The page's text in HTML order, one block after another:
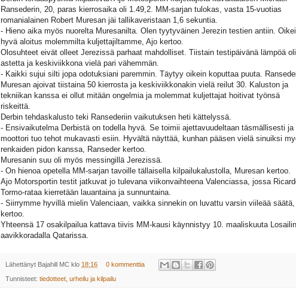
Ransederin, 20, paras kierrosaika oli 1.49,2. MM-sarjan tulokas, vasta 15-vuotias
romanialainen Robert Muresan jäi tallikaveristaan 1,6 sekuntia.
- Hieno aika myös nuorelta Muresanilta. Olen tyytyväinen Jerezin testien antiin.
hyvä aloitus molemmilta kuljettajiltamme, Ajo kertoo.
Olosuhteet eivät olleet Jerezissä parhaat mahdolliset. Tiistain testipäivänä lämpöä
astetta ja keskiviikkona vielä pari vähemmän.
- Kaikki sujui silti jopa odotuksiani paremmin. Täytyy oikein koputtaa puuta.
Muresan ajoivat tiistaina 50 kierrosta ja keskiviikkonakin vielä reilut 30. Kaluston ja
tekniikan kanssa ei ollut mitään ongelmia ja molemmat kuljettajat hoitivat työnsä
riskeittä.
Derbin tehdaskalusto teki Ransederiin vaikutuksen heti kättelyssä.
- Ensivaikutelma Derbistä on todella hyvä. Se toimii ajettavuudeltaan täsmällisesti ja
moottori tuo tehot mukavasti esiin. Hyvältä näyttää, kunhan pääsen vielä sinuiksi
renkaiden pidon kanssa, Ranseder kertoo.
Muresanin suu oli myös messingillä Jerezissä.
- On hienoa opetella MM-sarjan tavoille tällaisella kilpailukalustolla, Muresan kertoo.
Ajo Motorsportin testit jatkuvat jo tulevana viikonvaihteena Valenciassa, jossa
Tormo-rataa kierretään lauantaina ja sunnuntaina.
- Siirrymme hyvillä mielin Valenciaan, vaikka sinnekin on luvattu varsin viileää säätä,
kertoo.
Yhteensä 17 osakilpailua kattava tiivis MM-kausi käynnistyy 10. maaliskuuta Losailin
aavikkoradalla Qatarissa.
Lähettänyt Bajahill MC klo 18:16 0 kommenttia
Tunnisteet: tiedotteet urheilu ja kilpailu